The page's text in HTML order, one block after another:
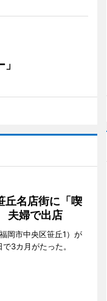
丘名店街に「喫
夫婦で出店
岡市中央区笹丘1）が
3カ月がたった。